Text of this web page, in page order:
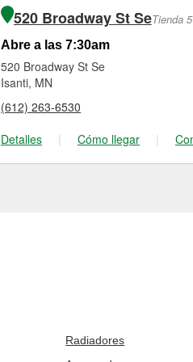
520 Broadway St SeTienda
Abre a las 7:30am
520 Broadway St Se
Isanti, MN
(612) 263-6530
Detalles
| Cómo llegar |
Radiadores